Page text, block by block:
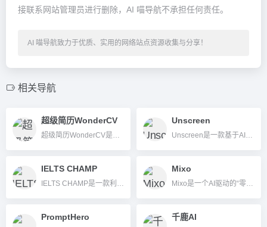
接联系网站管理员进行删除，AI 喵导航不承担任何责任。
AI 喵导航致力于优质、实用的网络站点资源收集与分享！
相关导航
超级简历WonderCV
超级简历WonderCV是一款为个人和企业用户提供AI简历生成、优化及招聘服务的一站式智能办公工具。
Unscreen
Unscreen是一款基于AI技术的视频背景自动移除工具，无需绿幕即可高效去除视频背景，支持多种格式、批量处理和API集成，适合各类创作者和企业。
IELTS CHAMP
IELTS CHAMP是一款利用AI技术为雅思考生提供写作和口语批改、实时评分与建议的备考辅助工具。
Mixo
Mixo是一个AI驱动的“零代码”网站建设平台，让用户无需编程快速生成专业网站。
PromptHero 千鹿AI